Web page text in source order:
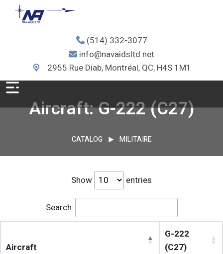
(514) 332-3077
info@navaidsltd.net
2955 Rue Diab, Montréal, QC, H4S 1M1
Aircraft: G-222 (C27)
CATALOG MILITAIRE
Show entries
Search:
Aircraft
G-222
(C27)